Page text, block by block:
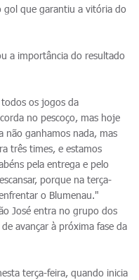
gol que garantiu a vitória do
a importância do resultado
os jogos da
no pescoço, mas hoje
não ganhamos nada, mas
três times, e estamos
pela entrega e pelo
porque na terça-
o Blumenau."
José entra no grupo dos
avançar à próxima fase da
terça-feira, quando inicia